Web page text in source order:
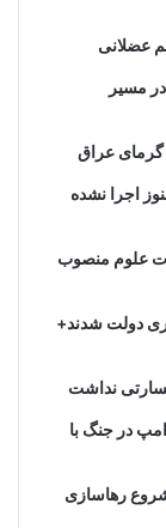
عضلانی
مسیر
گرمای عراق
اجرا نشده
علوم منصوب
دولت شدند+
در جنگ با
رهاسازی